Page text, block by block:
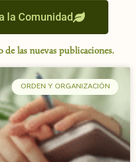
la Comunidad
las nuevas publicaciones.
ORDEN Y ORGANIZACIÓN